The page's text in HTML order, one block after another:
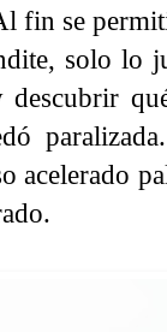
fin se
solo lo
acelerado